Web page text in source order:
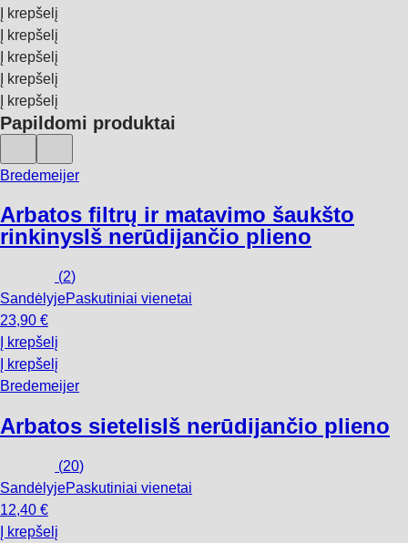
Į krepšelį
Į krepšelį
Į krepšelį
Į krepšelį
Į krepšelį
Papildomi produktai
Bredemeijer
Arbatos filtrų ir matavimo šaukšto
rinkinysIš nerūdijančio plieno
(2)
SandėlyjePaskutiniai vienetai
23,90 €
Į krepšelį
Į krepšelį
Bredemeijer
Arbatos sietelisIš nerūdijančio plieno
(20)
SandėlyjePaskutiniai vienetai
12,40 €
Į krepšelį